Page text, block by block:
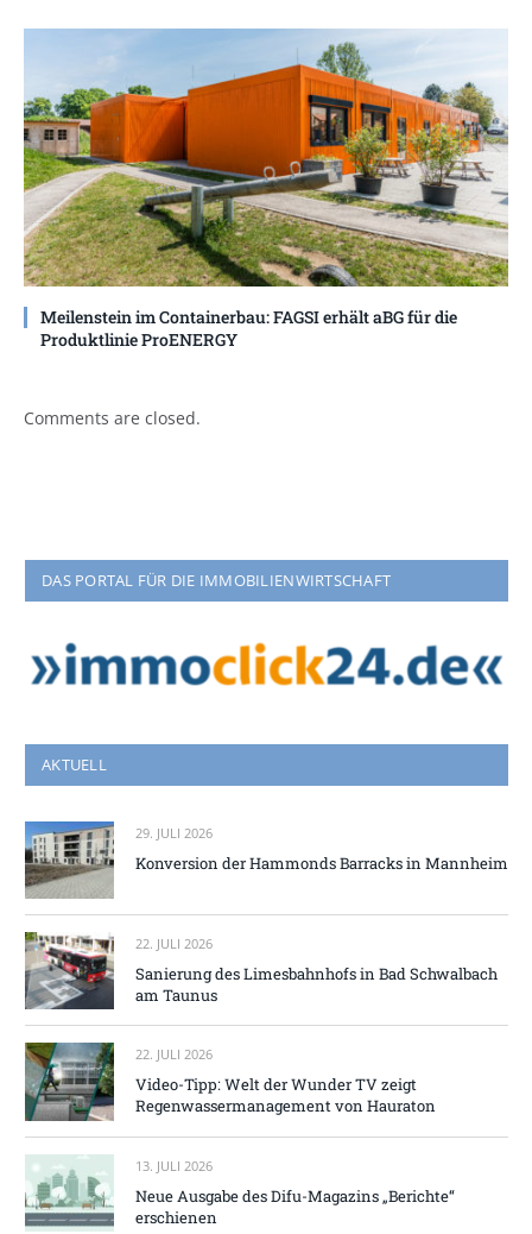
Meilenstein im Containerbau: FAGSI erhält aBG für die
Produktlinie ProENERGY
Comments are closed.
DAS PORTAL FÜR DIE IMMOBILIENWIRTSCHAFT
AKTUELL
29. JULI 2026
Konversion der Hammonds Barracks in Mannheim
22. JULI 2026
Sanierung des Limesbahnhofs in Bad Schwalbach
am Taunus
22. JULI 2026
Video-Tipp: Welt der Wunder TV zeigt
Regenwassermanagement von Hauraton
13. JULI 2026
Neue Ausgabe des Difu-Magazins „Berichte“
erschienen